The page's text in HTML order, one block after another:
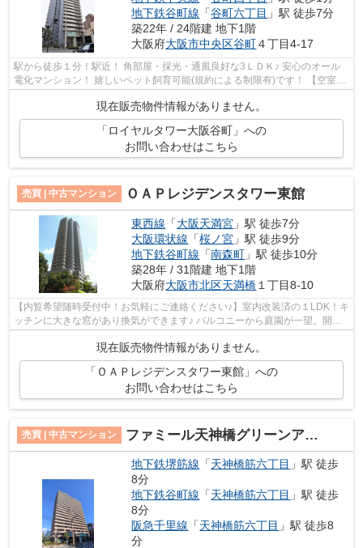
地下鉄谷町線 「谷町六丁目 」駅 徒歩7分
築22年 / 24階建 地下1階
大阪府大阪市中央区谷町４丁目4-17
駅から徒歩１分！駅近！ 角部屋・採光・通風良好な3ＬＤＫ♪ 安心のオール
電化マンション！ 嬉しいペット飼育可能(規約による制限有)です！ 【空室で
すのでいつでもご案内可能です！】
現在販売物件情報がありません。
「ロイヤルタワー大阪谷町」への
お問い合わせはこちら
売買 | 中古マンション ＯＡＰレジデンスタワー東館
東西線 「大阪天満宮 」駅 徒歩7分
大阪環状線 「桜ノ宮 」駅 徒歩9分
地下鉄谷町線 「南森町 」駅 徒歩10分
築28年 / 31階建 地下1階
大阪府大阪市北区天満橋 １丁目8-10
【内覧希望随時受付中！お気軽にご連絡ください♪】室内改装済の１LDK！キ
ッチンに大きな窓があり換気ができます♪ バルコニーから庭園が一望。開放
現在販売物件情報がありません。
「ＯＡＰレジデンスタワー東館」への
お問い合わせはこちら
売買 | 中古マンション ファミール天神橋グリーンアベニュー
地下鉄堺筋線 「天神橋筋六丁目 」駅 徒歩
8分
地下鉄谷町線 「天神橋筋六丁目 」駅 徒歩
8分
阪急千里線 「天神橋筋六丁目 」駅 徒歩8
分